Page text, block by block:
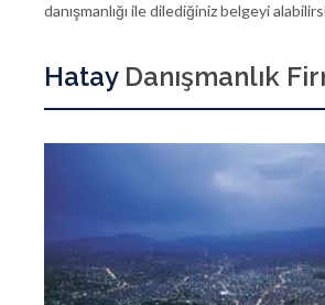
danışmanlığı ile dilediğiniz belgeyi
HatayDanışmanlık